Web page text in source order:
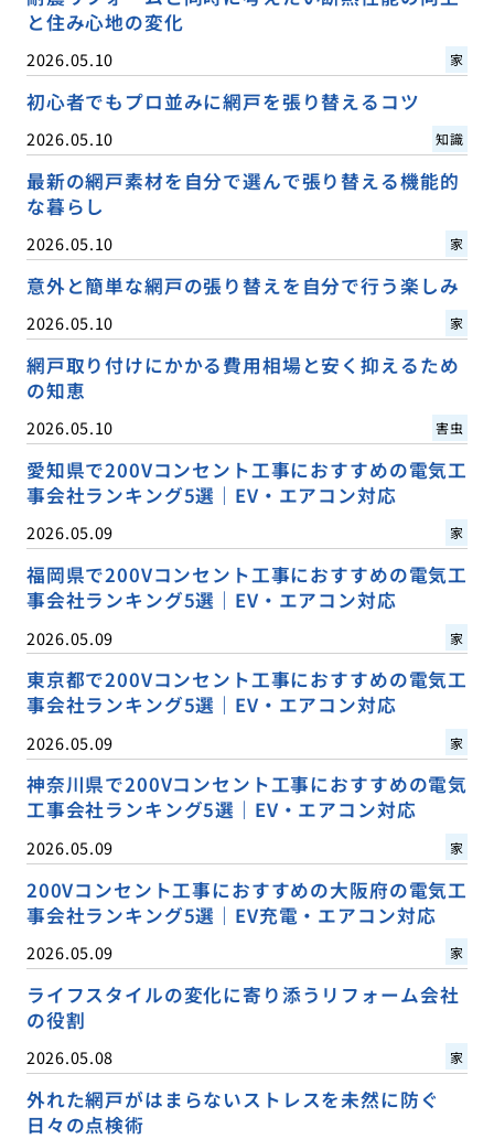
と住み心地の変化
2026.05.10 家
初心者でもプロ並みに網戸を張り替えるコツ
2026.05.10 知識
最新の網戸素材を自分で選んで張り替える機能的
な暮らし
2026.05.10 家
意外と簡単な網戸の張り替えを自分で行う楽しみ
2026.05.10 家
網戸取り付けにかかる費用相場と安く抑えるため
の知恵
2026.05.10 害虫
愛知県で200Vコンセント工事におすすめの電気工
事会社ランキング5選｜EV・エアコン対応
2026.05.09 家
福岡県で200Vコンセント工事におすすめの電気工
事会社ランキング5選｜EV・エアコン対応
2026.05.09 家
東京都で200Vコンセント工事におすすめの電気工
事会社ランキング5選｜EV・エアコン対応
2026.05.09 家
神奈川県で200Vコンセント工事におすすめの電気
工事会社ランキング5選｜EV・エアコン対応
2026.05.09 家
200Vコンセント工事におすすめの大阪府の電気工
事会社ランキング5選｜EV充電・エアコン対応
2026.05.09 家
ライフスタイルの変化に寄り添うリフォーム会社
の役割
2026.05.08 家
外れた網戸がはまらないストレスを未然に防ぐ
日々の点検術